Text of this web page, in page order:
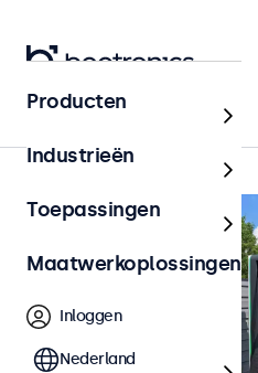
Outdoor
Producten
Industrieën
Toepassingen
Maatwerkoplossingen
Inloggen
Nederland